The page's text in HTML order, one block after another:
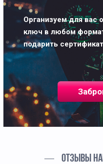
Организуем для вас
ключ в любом
подарить
ОТЗЫВЫ